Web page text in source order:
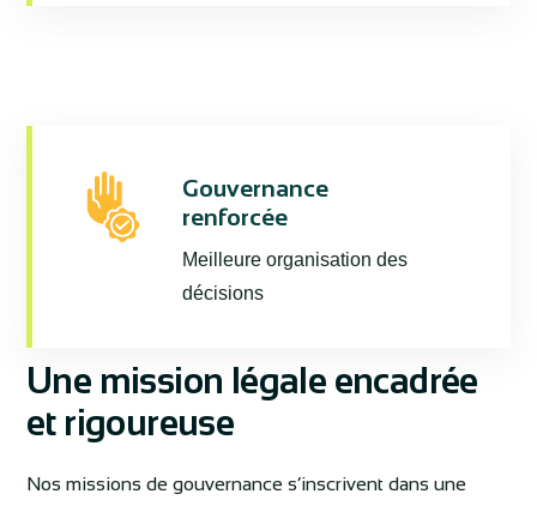
Gouvernance
renforcée
Meilleure organisation des
décisions
Une mission légale encadrée
et rigoureuse
Nos missions de gouvernance s’inscrivent dans une